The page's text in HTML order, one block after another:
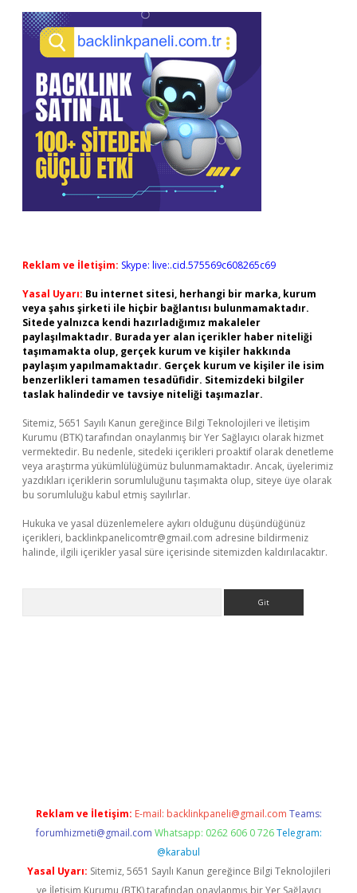
Reklam ve İletişim: Skype: live:.cid.575569c608265c69
Yasal Uyarı: Bu internet sitesi, herhangi bir marka, kurum
veya şahıs şirketi ile hiçbir bağlantısı bulunmamaktadır.
Sitede yalnızca kendi hazırladığımız makaleler
paylaşılmaktadır. Burada yer alan içerikler haber niteliği
taşımamakta olup, gerçek kurum ve kişiler hakkında
paylaşım yapılmamaktadır. Gerçek kurum ve kişiler ile isim
benzerlikleri tamamen tesadüfidir. Sitemizdeki bilgiler
taslak halindedir ve tavsiye niteliği taşımazlar.
Sitemiz, 5651 Sayılı Kanun gereğince Bilgi Teknolojileri ve İletişim
Kurumu (BTK) tarafından onaylanmış bir Yer Sağlayıcı olarak hizmet
vermektedir. Bu nedenle, sitedeki içerikleri proaktif olarak denetleme
veya araştırma yükümlülüğümüz bulunmamaktadır. Ancak, üyelerimiz
yazdıkları içeriklerin sorumluluğunu taşımakta olup, siteye üye olarak
bu sorumluluğu kabul etmiş sayılırlar.
Hukuka ve yasal düzenlemelere aykırı olduğunu düşündüğünüz
içerikleri, backlinkpanelicomtr@gmail.com adresine bildirmeniz
halinde, ilgili içerikler yasal süre içerisinde sitemizden kaldırılacaktır.
Reklam ve İletişim: E-mail: backlinkpaneli@gmail.com Teams:
forumhizmeti@gmail.com Whatsapp: 0262 606 0 726 Telegram:
@karabul
Yasal Uyarı: Sitemiz, 5651 Sayılı Kanun gereğince Bilgi Teknolojileri
ve İletişim Kurumu (BTK) tarafından onaylanmış bir Yer Sağlayıcı